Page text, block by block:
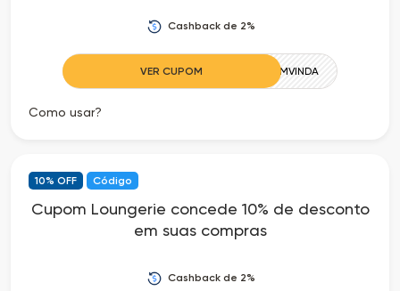
Cashback de 2%
VER CUPOM BEMVINDA
Como usar?
10% OFF Código
Cupom Loungerie concede 10% de desconto
em suas compras
Cashback de 2%